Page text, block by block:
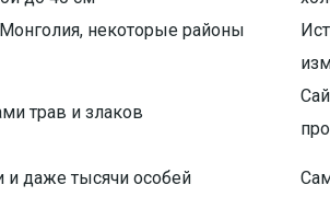
некоторые районы
трав и злаков
и даже тысячи особей